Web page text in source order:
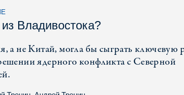
Владивостока?
а не Китай, могла бы сыграть ключевую
ядерного конфликта с Северной